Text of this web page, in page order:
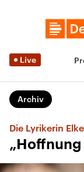
Live
Archiv
Die Lyrikerin
„Hoffnung